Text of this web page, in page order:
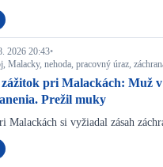
2026 20:43•
Malacky, nehoda, pracovný úraz,
pri Malackách: Muž
Prežil muky
Malackách si vyžiadal zásah